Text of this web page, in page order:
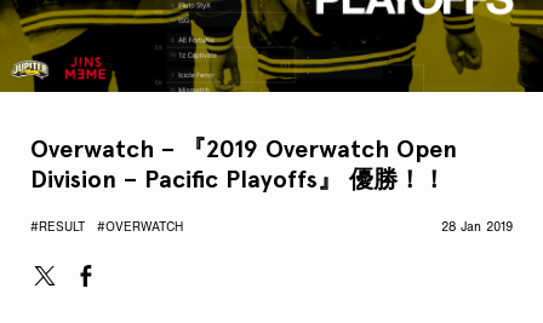
Overwatch – 『2019 Overwatch Open
Division – Pacific Playoffs』 優勝！！
#RESULT #OVERWATCH 28 Jan 2019